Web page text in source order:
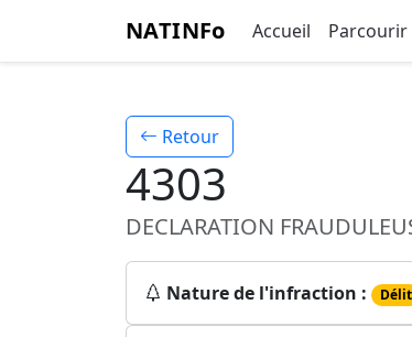
NATINFo Accueil Parcourir
Retour
4303
DECLARATION
Nature de l'infraction : Délit